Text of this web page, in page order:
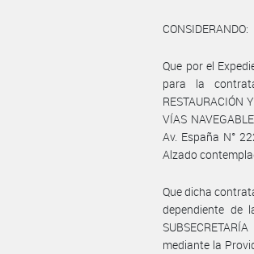
CONSIDERANDO:
Que por el
para la
RESTAURACIÓN
VÍAS
Av. España N°
Alzado
Que dicha
dependiente de
mediante la